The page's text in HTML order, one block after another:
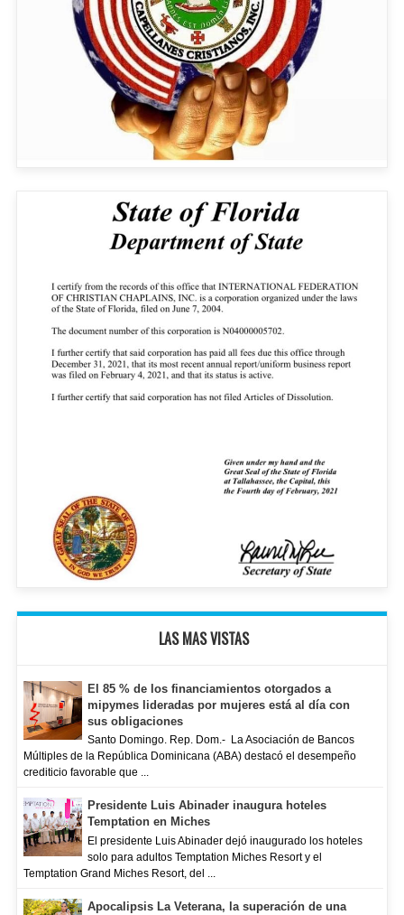
LAS MAS VISTAS
El 85 % de los financiamientos otorgados a
mipymes lideradas por mujeres está al día con
sus obligaciones
Santo Domingo. Rep. Dom.- La Asociación de Bancos
Múltiples de la República Dominicana (ABA) destacó el desempeño
crediticio favorable que ...
Presidente Luis Abinader inaugura hoteles
Temptation en Miches
El presidente Luis Abinader dejó inaugurado los hoteles
solo para adultos Temptation Miches Resort y el
Temptation Grand Miches Resort, del ...
Apocalipsis La Veterana, la superación de una